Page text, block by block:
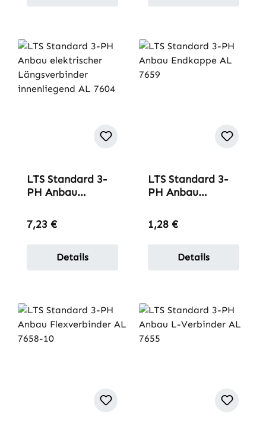
LTS Standard 3-
PH Anbau
Längsverbinder
innenliegend AL
Regulärer Preis:
7,23 €
Details
LTS Standard 3-
PH Anbau
7659
Regulärer Preis:
1,28 €
Details